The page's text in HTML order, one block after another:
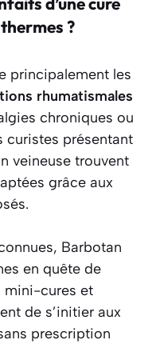
?
principalement les
rhumatismales
chroniques ou
curistes présentant
veineuse trouvent
grâce aux
Barbotan
en quête de
mini-cures et
de s’initier aux
prescription